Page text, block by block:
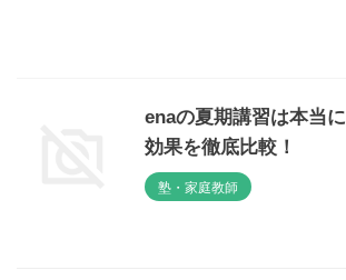
enaの夏期講習は本当
効果を徹底比較！
塾・家庭教師